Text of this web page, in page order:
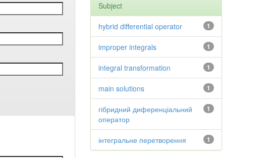
Subject
1
hybrid differential operator
1
improper integrals
1
integral transformation
1
main solutions
1
гібридний диференціальний
оператор
1
інтегральне перетворення